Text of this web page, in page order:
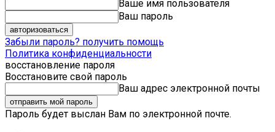
Ваше имя пользователя
Ваш пароль
Забыли пароль? получить помощь
Политика конфиденциальности
восстановление пароля
Восстановите свой пароль
Ваш адрес электронной почты
Пароль будет выслан Вам по электронной почте.